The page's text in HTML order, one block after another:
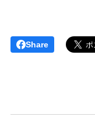
Share